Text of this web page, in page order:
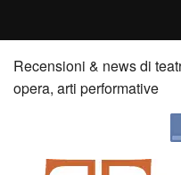
Home
Recensioni
Recensioni & news di
opera, arti performative